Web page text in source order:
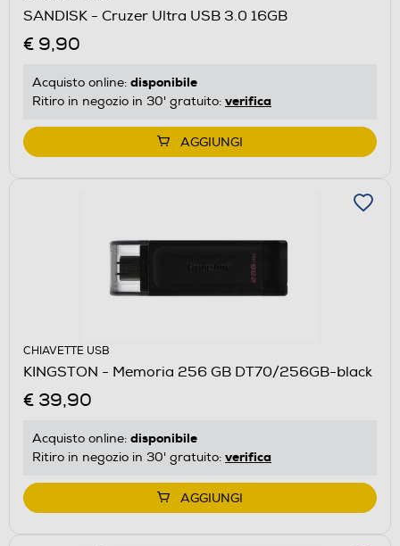
SANDISK - Cruzer Ultra USB 3.0 16GB
€ 9,90
Acquisto online: disponibile
Ritiro in negozio in 30' gratuito: verifica
AGGIUNGI
CHIAVETTE USB
KINGSTON - Memoria 256 GB DT70/256GB-black
€ 39,90
Acquisto online: disponibile
Ritiro in negozio in 30' gratuito: verifica
AGGIUNGI